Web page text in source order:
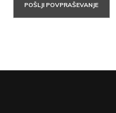
POŠLJI POVPRAŠEVANJE